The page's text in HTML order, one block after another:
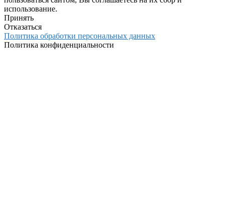
использование.
Принять
Отказаться
Политика обработки персональных данных
Политика конфиденциальности